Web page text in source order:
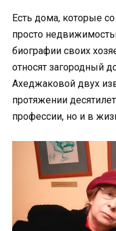
Есть дома, которые
просто
биографии своих
относят загородный
Ахеджаковой двух
протяжении
профессии, но и в